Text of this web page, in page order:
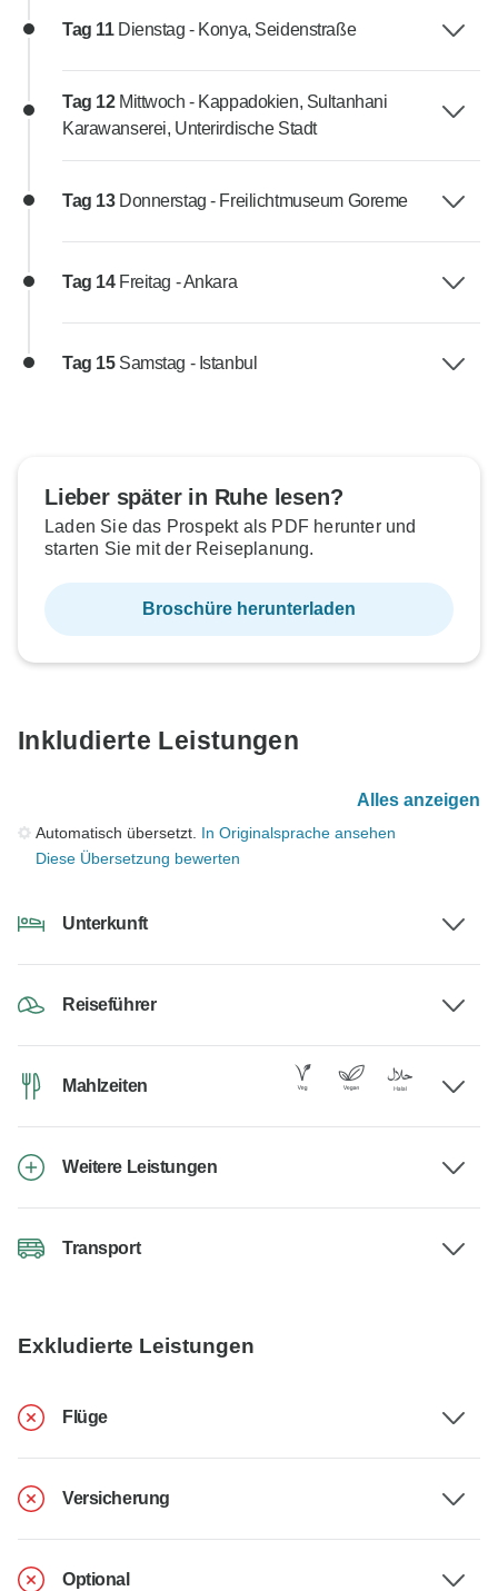
Tag 11 Dienstag - Konya, Seidenstraße
Tag 12 Mittwoch - Kappadokien, Sultanhani
Karawanserei, Unterirdische Stadt
Tag 13 Donnerstag - Freilichtmuseum Goreme
Tag 14 Freitag - Ankara
Tag 15 Samstag - Istanbul
Lieber später in Ruhe lesen?
Laden Sie das Prospekt als PDF herunter und
starten Sie mit der Reiseplanung.
Broschüre herunterladen
Inkludierte Leistungen
Alles anzeigen
Automatisch übersetzt. In Originalsprache ansehen
Diese Übersetzung bewerten
Unterkunft
Reiseführer
Mahlzeiten
Weitere Leistungen
Transport
Exkludierte Leistungen
Flüge
Versicherung
Optional